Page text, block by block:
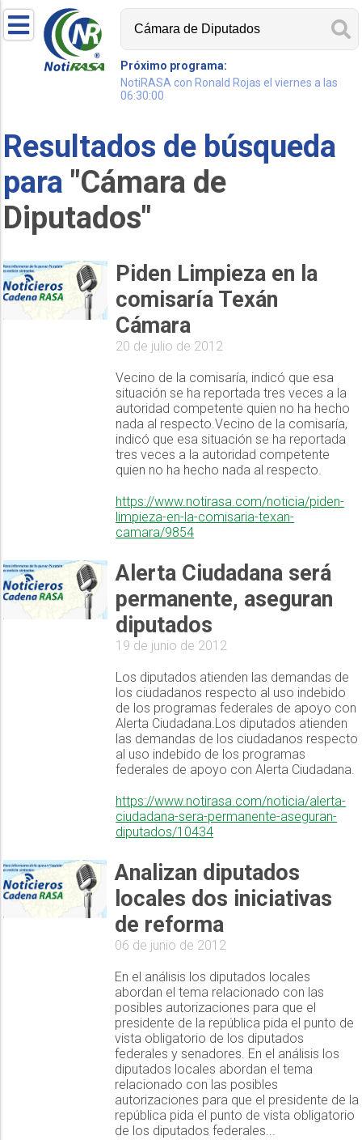
Próximo programa:
NotiRASA con Ronald Rojas el viernes a las
06:30:00
Resultados de búsqueda
para "Cámara de
Diputados"
Piden Limpieza en la
comisaría Texán
Cámara
20 de julio de 2012
Vecino de la comisaría, indicó que esa
situación se ha reportada tres veces a la
autoridad competente quien no ha hecho
nada al respecto.Vecino de la comisaría,
indicó que esa situación se ha reportada
tres veces a la autoridad competente
quien no ha hecho nada al respecto.
https://www.notirasa.com/noticia/piden-
limpieza-en-la-comisaria-texan-
camara/9854
Alerta Ciudadana será
permanente, aseguran
diputados
19 de junio de 2012
Los diputados atienden las demandas de
los ciudadanos respecto al uso indebido
de los programas federales de apoyo con
Alerta Ciudadana.Los diputados atienden
las demandas de los ciudadanos respecto
al uso indebido de los programas
federales de apoyo con Alerta Ciudadana.
https://www.notirasa.com/noticia/alerta-
ciudadana-sera-permanente-aseguran-
diputados/10434
Analizan diputados
locales dos iniciativas
de reforma
06 de junio de 2012
En el análisis los diputados locales
abordan el tema relacionado con las
posibles autorizaciones para que el
presidente de la república pida el punto de
vista obligatorio de los diputados
federales y senadores. En el análisis los
diputados locales abordan el tema
relacionado con las posibles
autorizaciones para que el presidente de la
república pida el punto de vista obligatorio
de los diputados federales...